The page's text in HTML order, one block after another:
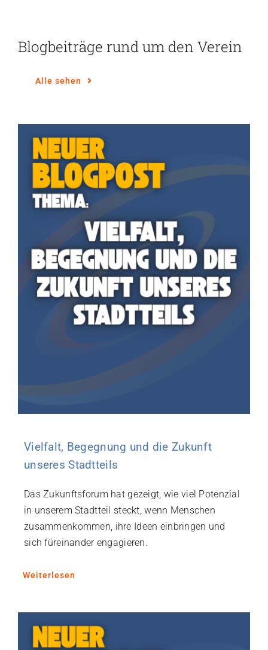
Blogbeiträge rund um den Verein
Alle sehen
Vielfalt, Begegnung und die Zukunft
unseres Stadtteils
Das Zukunftsforum hat gezeigt, wie viel Potenzial
in unserem Stadtteil steckt, wenn Menschen
zusammenkommen, ihre Ideen einbringen und
sich füreinander engagieren.
Weiterlesen